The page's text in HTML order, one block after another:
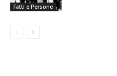
Fatti e Persone